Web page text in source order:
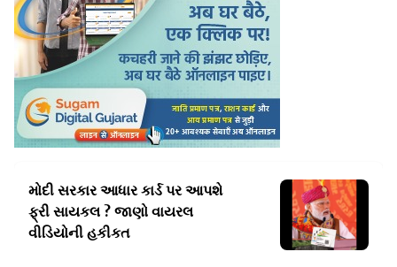
મોદી સરકાર આધાર કાર્ડ પર આપશે
ફ્રી સાયકલ ? જાણો વાયરલ
વીડિયોની હકીકત